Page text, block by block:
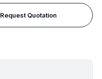
Request Quotation